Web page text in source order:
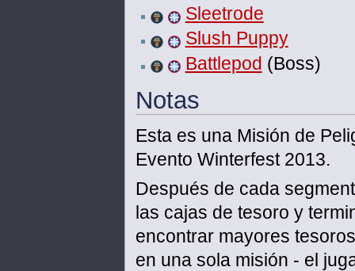
Sleetrode
Slush Puppy
Battlepod (Boss)
Notas
Esta es una Misión de
Evento Winterfest 2013.
Después de cada
las cajas de tesoro y
encontrar mayores
en una sola misión - el